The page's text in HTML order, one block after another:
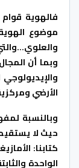
موضوع
وبما أن
الأرضي
وبالنسبة
حيث لا
الواحدة